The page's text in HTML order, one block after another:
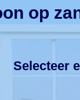
op
Selecteer